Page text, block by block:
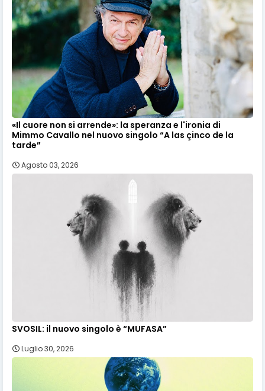
«Il cuore non si arrende»: la speranza e l'ironia di
Mimmo Cavallo nel nuovo singolo “A las çinco de la
tarde”
Agosto 03, 2026
SVOSIL: il nuovo singolo è “MUFASA”
Luglio 30, 2026